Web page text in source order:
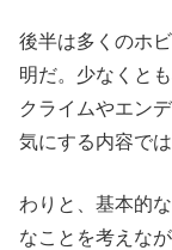
後半は多くのホ
明だ。少なくと
クライムやエン
気にする内容では
わりと、基本的
なことを考えな